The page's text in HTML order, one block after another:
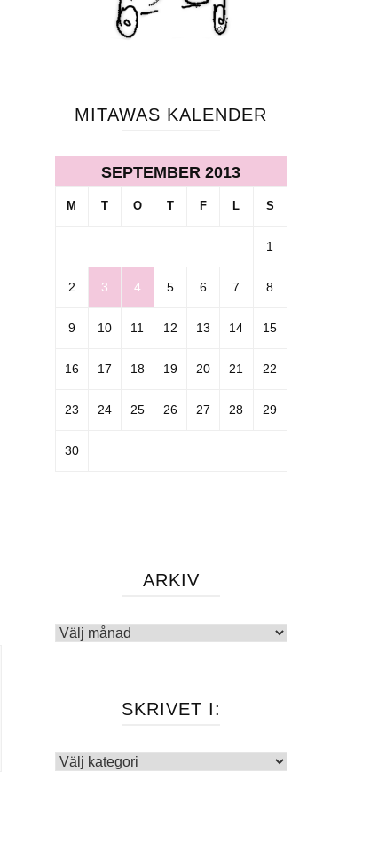
MITAWAS KALENDER
SEPTEMBER 2013
M T O T F L S
1
2 3 4 5 6 7 8
9 10 11 12 13 14 15
16 17 18 19 20 21 22
23 24 25 26 27 28 29
30
ARKIV
Arkiv
SKRIVET I:
Skrivet